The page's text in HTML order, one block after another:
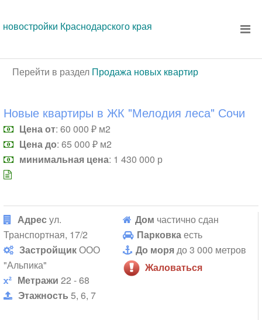
новостройки Краснодарского края
Перейти в раздел Продажа новых квартир
Новые квартиры в ЖК "Мелодия леса" Сочи
Цена от: 60 000 ₽ м2
Цена до: 65 000 ₽ м2
минимальная цена: 1 430 000 р
Дом частично сдан
Парковкаесть
До морядо 3 000 метров
Жаловаться
Адресул.
Транспортная, 17/2
ЗастройщикООО
"Альпика"
Метражи 22 - 68
Этажность 5, 6, 7